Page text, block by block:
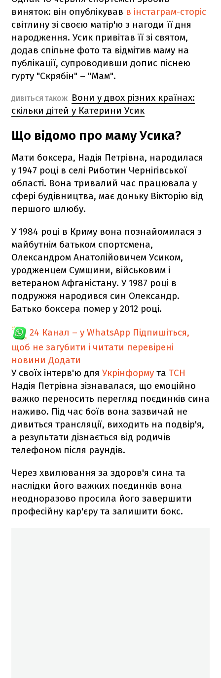
виняток: він опублікував в інстаграм-сторіс
світлину зі своєю матір'ю з нагоди її дня
народження. Усик привітав її зі святом,
додав спільне фото та відмітив маму на
публікації, супроводивши допис піснею
гурту "Скрябін" – "Мам".
ДИВІТЬСЯ ТАКОЖ
Вони у двох різних країнах:
скільки дітей у Катерини Усик
Що відомо про маму Усика?
Мати боксера, Надія Петрівна, народилася
у 1947 році в селі Риботин Чернігівської
області. Вона тривалий час працювала у
сфері будівництва, має доньку Вікторію від
першого шлюбу.
У 1984 році в Криму вона познайомилася з
майбутнім батьком спортсмена,
Олександром Анатолійовичем Усиком,
уродженцем Сумщини, військовим і
ветераном Афганістану. У 1987 році в
подружжя народився син Олександр.
Батько боксера помер у 2012 році.
24 Канал – у WhatsApp Підпишіться,
щоб не загубити і читати перевірені
новини Додати
У своїх інтерв'ю для Укрінформу та ТСН
Надія Петрівна зізнавалася, що емоційно
важко переносить перегляд поєдинків сина
наживо. Під час боїв вона зазвичай не
дивиться трансляції, виходить на подвір'я,
а результати дізнається від родичів
телефоном після раундів.
Через хвилювання за здоров'я сина та
наслідки його важких поєдинків вона
неодноразово просила його завершити
професійну кар'єру та залишити бокс.